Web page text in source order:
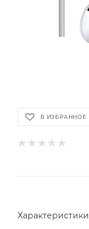
В ИЗБРАННОЕ
Характеристики